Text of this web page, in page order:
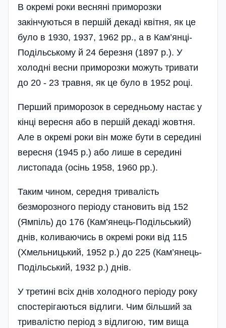
В окремі роки весняні приморозки
закінчуються в першій декаді квітня, як це
було в 1930, 1937, 1962 рр., а в Кам’янці-
Подільському й 24 березня (1897 р.). У
холодні весни приморозки можуть тривати
до 20 - 23 травня, як це було в 1952 році.
Перший приморозок в середньому настає у
кінці вересня або в пер­шій декаді жовтня.
Але в окремі роки він може бути в середині
вересня (1945 р.) або лише в середині
листопада (осінь 1958, 1960 рр.).
Таким чином, середня тривалість
безморозного періоду становить від 152
(Ямпіль) до 176 (Кам’янець-Подільський)
днів, коливаючись в окремі роки від 115
(Хмельницький, 1952 р.) до 225 (Кам’янець-
По­дільський, 1932 р.) днів.
У третині всіх днів холодного періоду року
спостерігаються відлиги. Чим більший за
тривалістю період з відлигою, тим вища